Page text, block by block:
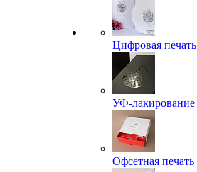
Цифровая печать
УФ-лакирование
Офсетная печать